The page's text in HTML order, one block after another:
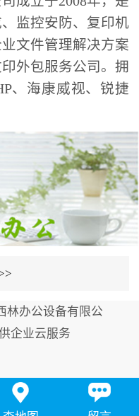
监控安防、复印机
文件管理解决方案
外包服务公司。拥
、海康威视、锐捷
林办公设备有限公
企业云服务